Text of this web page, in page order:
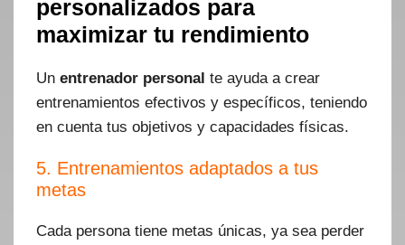
personalizados para
maximizar tu rendimiento
Un entrenador personal te ayuda a crear
entrenamientos efectivos y específicos, teniendo
en cuenta tus objetivos y capacidades físicas.
5. Entrenamientos adaptados a tus
metas
Cada persona tiene metas únicas, ya sea perder